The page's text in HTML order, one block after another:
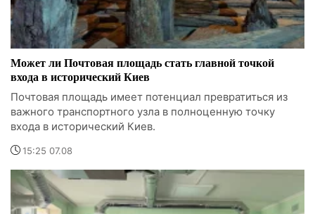
Может ли Почтовая площадь стать главной точкой
входа в исторический Киев
Почтовая площадь имеет потенциал превратиться из
важного транспортного узла в полноценную точку
входа в исторический Киев.
15:25 07.08